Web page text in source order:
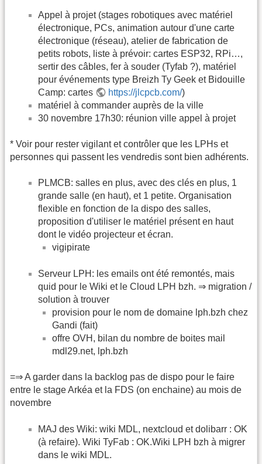
Appel à projet (stages robotiques avec matériel
électronique, PCs, animation autour d'une carte
électronique (réseau), atelier de fabrication de
petits robots, liste à prévoir: cartes ESP32, RPi…,
sertir des câbles, fer à souder (Tyfab ?), matériel
pour événements type Breizh Ty Geek et Bidouille
Camp: cartes
https://jlcpcb.com/)
matériel à commander auprès de la ville
30 novembre 17h30: réunion ville appel à projet
* Voir pour rester vigilant et contrôler que les LPHs et
personnes qui passent les vendredis sont bien adhérents.
PLMCB: salles en plus, avec des clés en plus, 1
grande salle (en haut), et 1 petite. Organisation
flexible en fonction de la dispo des salles,
proposition d'utiliser le matériel présent en haut
dont le vidéo projecteur et écran.
vigipirate
Serveur LPH: les emails ont été remontés, mais
quid pour le Wiki et le Cloud LPH bzh. ⇒ migration /
solution à trouver
provision pour le nom de domaine lph.bzh chez
Gandi (fait)
offre OVH, bilan du nombre de boites mail
mdl29.net, lph.bzh
=⇒ A garder dans la backlog pas de dispo pour le faire
entre le stage Arkéa et la FDS (on enchaine) au mois de
novembre
MAJ des Wiki: wiki MDL, nextcloud et dolibarr : OK
(à refaire). Wiki TyFab : OK.Wiki LPH bzh à migrer
dans le wiki MDL.